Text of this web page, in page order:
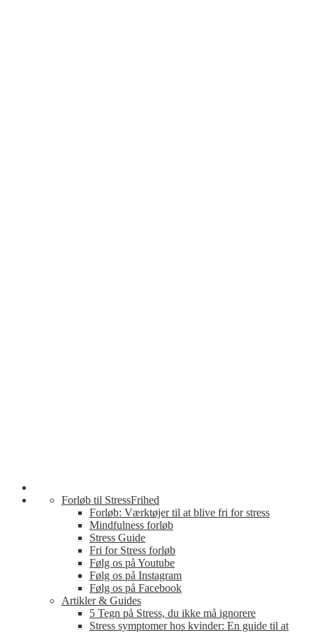
Forløb til StressFrihed
Forløb: Værktøjer til at blive fri for stress
Mindfulness forløb
Stress Guide
Fri for Stress forløb
Følg os på Youtube
Følg os på Instagram
Følg os på Facebook
Artikler & Guides
5 Tegn på Stress, du ikke må ignorere
Stress symptomer hos kvinder: En guide til at